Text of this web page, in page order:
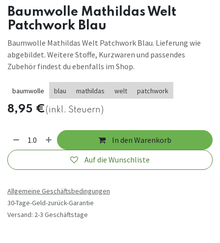
Baumwolle Mathildas Welt
Patchwork Blau
Baumwolle Mathildas Welt Patchwork Blau. Lieferung wie
abgebildet. Weitere Stoffe, Kurzwaren und passendes
Zubehör findest du ebenfalls im Shop.
baumwolle blau mathildas welt patchwork
8,95 €(inkl. Steuern)
In den Warenkorb
Auf die Wunschliste
Allgemeine Geschäftsbedingungen
30-Tage-Geld-zurück-Garantie
Versand: 2-3 Geschäftstage